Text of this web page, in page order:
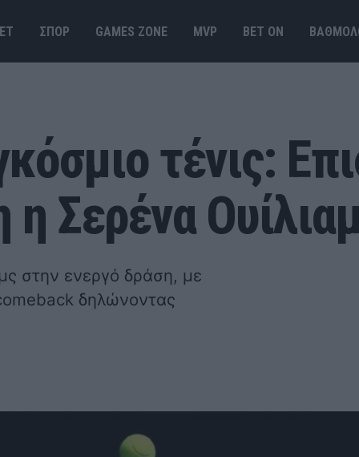
ΣΠΟΡ GAMES ΖΟΝΕ MVP BET ΟΝ
τένις:
Σερένα
στην ενεργό δράση, με
δηλώνοντας